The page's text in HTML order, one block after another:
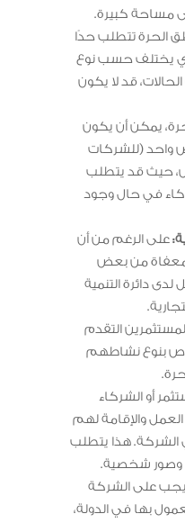
مساحة كبيرة.
الحرة تتطلب حدًا
يختلف حسب نوع
قد لا يكون
يمكن أن يكون
واحد (للشركات
حيث قد يتطلب
في حال وجود
على الرغم من أن
معفاة من بعض
لدى دائرة التنمية
التقدم
بنوع نشاطهم
أو الشركاء
والإقامة لهم
الشركة. هذا يتطلب
وصور شخصية.
يجب على الشركة
بها في الدولة،